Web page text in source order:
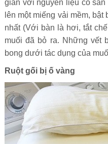
giản với nguyên liệu có
lên một miếng vải mềm,
nhất (Với bàn là hơi, tắt
muối đã bỏ ra. Những vết
bong dưới tác dụng của
Ruột gối bị ố vàng